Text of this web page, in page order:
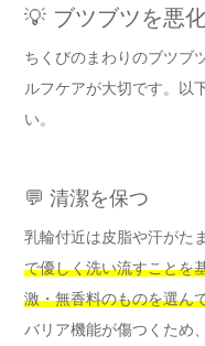
💡 ブツブツを悪
ちくびのまわりのブツブ
ルフケアが大切です。以
い。
💬 清潔を保つ
乳輪付近は皮脂や汗がた
で優しく洗い流すことを
激・無香料のものを選ん
バリア機能が傷つくため